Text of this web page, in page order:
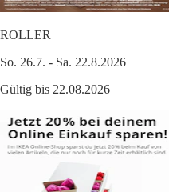
ROLLER
So. 26.7. - Sa. 22.8.2026
Gültig bis 22.08.2026